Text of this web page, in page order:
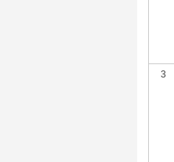
3